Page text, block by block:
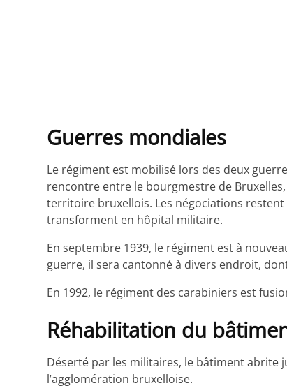
Guerres mondiales
Le régiment est mobilisé lors des deux
rencontre entre le bourgmestre de
territoire bruxellois. Les négociations
transforment en hôpital militaire.
En septembre 1939, le régiment est à
guerre, il sera cantonné à divers endroit,
En 1992, le régiment des carabiniers est
Réhabilitation du
Déserté par les militaires, le bâtiment abrite
l’agglomération bruxelloise.